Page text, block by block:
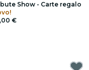
Show - Carte regalo
€